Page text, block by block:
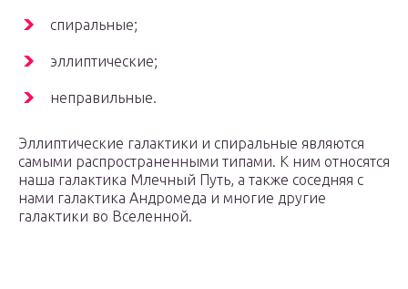
спиральные;
эллиптические;
неправильные.
Эллиптические галактики и спиральные являются
самыми распространенными типами. К ним относятся
наша галактика Млечный Путь, а также соседняя с
нами галактика Андромеда и многие другие
галактики во Вселенной.